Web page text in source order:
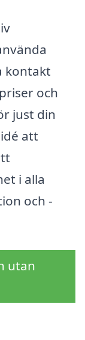
kontakt
och
just din
att
i alla
och -
utan